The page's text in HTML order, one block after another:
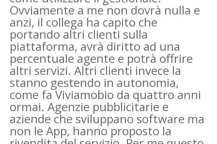
Ovviamente a me non dovrà nulla e
anzi, il collega ha capito che
portando altri clienti sulla
piattaforma, avrà diritto ad una
percentuale agente e potrà offrire
altri servizi. Altri clienti invece la
stanno gestendo in autonomia,
come fa Viviamobio da quattro anni
ormai. Agenzie pubblicitarie e
aziende che sviluppano software ma
non le App, hanno proposto la